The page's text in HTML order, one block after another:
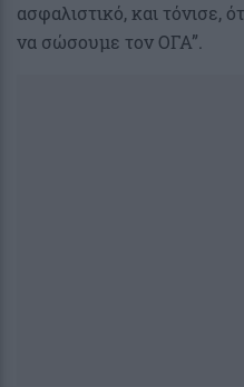
ασφαλιστικό, και τόνισε,
να σώσουμε τον ΟΓΑ”.